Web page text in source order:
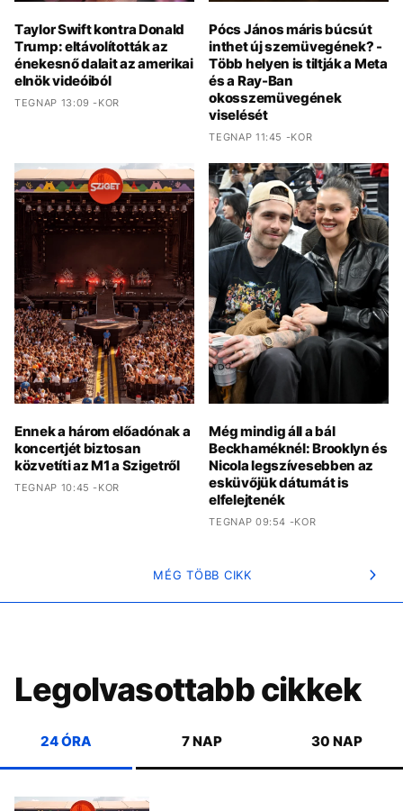
Taylor Swift kontra Donald
Trump: eltávolították az
énekesnő dalait az amerikai
elnök videóiból
TEGNAP 13:09 -KOR
Pócs János máris búcsút
inthet új szemüvegének? -
Több helyen is tiltják a Meta
és a Ray-Ban
okosszemüvegének
viselését
TEGNAP 11:45 -KOR
Ennek a három előadónak a
koncertjét biztosan
közvetíti az M1 a Szigetről
TEGNAP 10:45 -KOR
Még mindig áll a bál
Beckhaméknél: Brooklyn és
Nicola legszívesebben az
esküvőjük dátumát is
elfelejtenék
TEGNAP 09:54 -KOR
MÉG TÖBB CIKK
Legolvasottabb cikkek
24 ÓRA 7 NAP 30 NAP